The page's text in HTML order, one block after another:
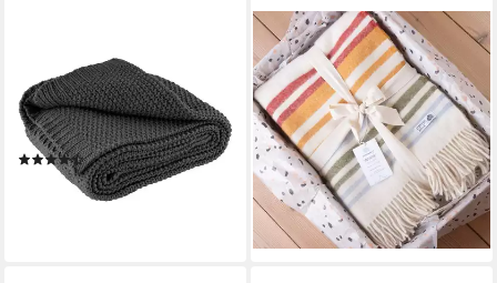
Wohndecke Strick, OEKO-
TEX®, Kuscheldecke mit
edlem & schlichtem
Strickmuster
(69)
25,99 €
lieferbar - in 3-4 Werktagen bei dir
STEPPENWOLLE
Plaid PRÄRIE, Nachhaltige
Wolldecke bunt 130x200cm,
Made in EU aus 100%
Schurwolle
149,00 € UVP 179,00 €
-17%
lieferbar - in 2-3 Werktagen bei dir